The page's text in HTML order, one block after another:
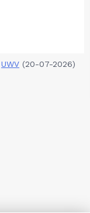
UWV (20-07-2026)